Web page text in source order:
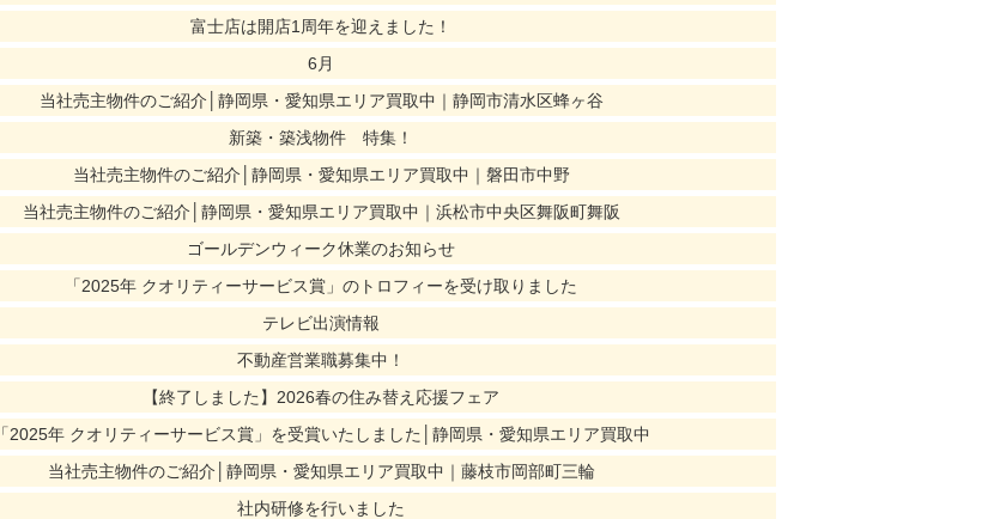
富士店は開店1周年を迎えました！
6月
当社売主物件のご紹介│静岡県・愛知県エリア買取中｜静岡市清水区蜂ヶ谷
新築・築浅物件 特集！
当社売主物件のご紹介│静岡県・愛知県エリア買取中｜磐田市中野
当社売主物件のご紹介│静岡県・愛知県エリア買取中｜浜松市中央区舞阪町舞阪
ゴールデンウィーク休業のお知らせ
「2025年 クオリティーサービス賞」のトロフィーを受け取りました
テレビ出演情報
不動産営業職募集中！
【終了しました】2026春の住み替え応援フェア
「2025年 クオリティーサービス賞」を受賞いたしました│静岡県・愛知県エリア買取中
当社売主物件のご紹介│静岡県・愛知県エリア買取中｜藤枝市岡部町三輪
社内研修を行いました